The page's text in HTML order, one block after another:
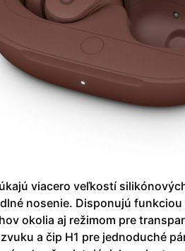
viacero veľkostí
nosenie. Disponujú
okolia aj režimom pre
a čip H1 pre jednoduché